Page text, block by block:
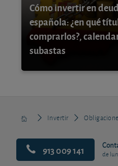
Cómo invertir en
española: ¿en qué
comprarlos?,
subastas
Invertir
913 009 141 de